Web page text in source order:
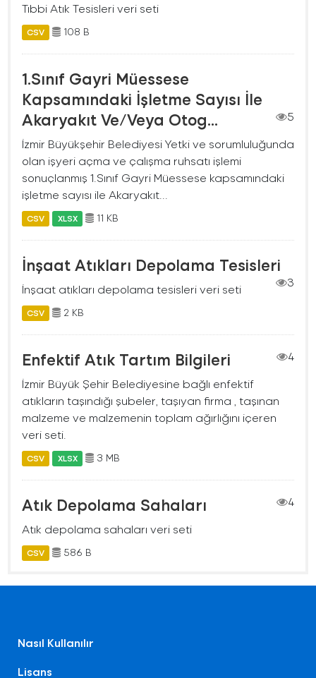
Tıbbi Atık Tesisleri veri seti
CSV 108 B
1.Sınıf Gayri Müessese
Kapsamındaki İşletme Sayısı İle
Akaryakıt Ve/Veya Otog...
5
İzmir Büyükşehir Belediyesi Yetki ve sorumluluğunda
olan işyeri açma ve çalışma ruhsatı işlemi
sonuçlanmış 1.Sınıf Gayri Müessese kapsamındaki
işletme sayısı ile Akaryakıt...
CSV XLSX 11 KB
İnşaat Atıkları Depolama Tesisleri
3
İnşaat atıkları depolama tesisleri veri seti
CSV 2 KB
Enfektif Atık Tartım Bilgileri
4
İzmir Büyük Şehir Belediyesine bağlı enfektif
atıkların taşındığı şubeler, taşıyan firma , taşınan
malzeme ve malzemenin toplam ağırlığını içeren
veri seti.
CSV XLSX 3 MB
Atık Depolama Sahaları
4
Atık depolama sahaları veri seti
CSV 586 B
Nasıl Kullanılır
Lisans